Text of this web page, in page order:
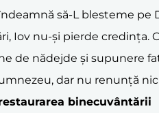
să-L blesteme
Iov nu-și pierde credința.
de nădejde și supunere
dar nu renunță
binecuvântării